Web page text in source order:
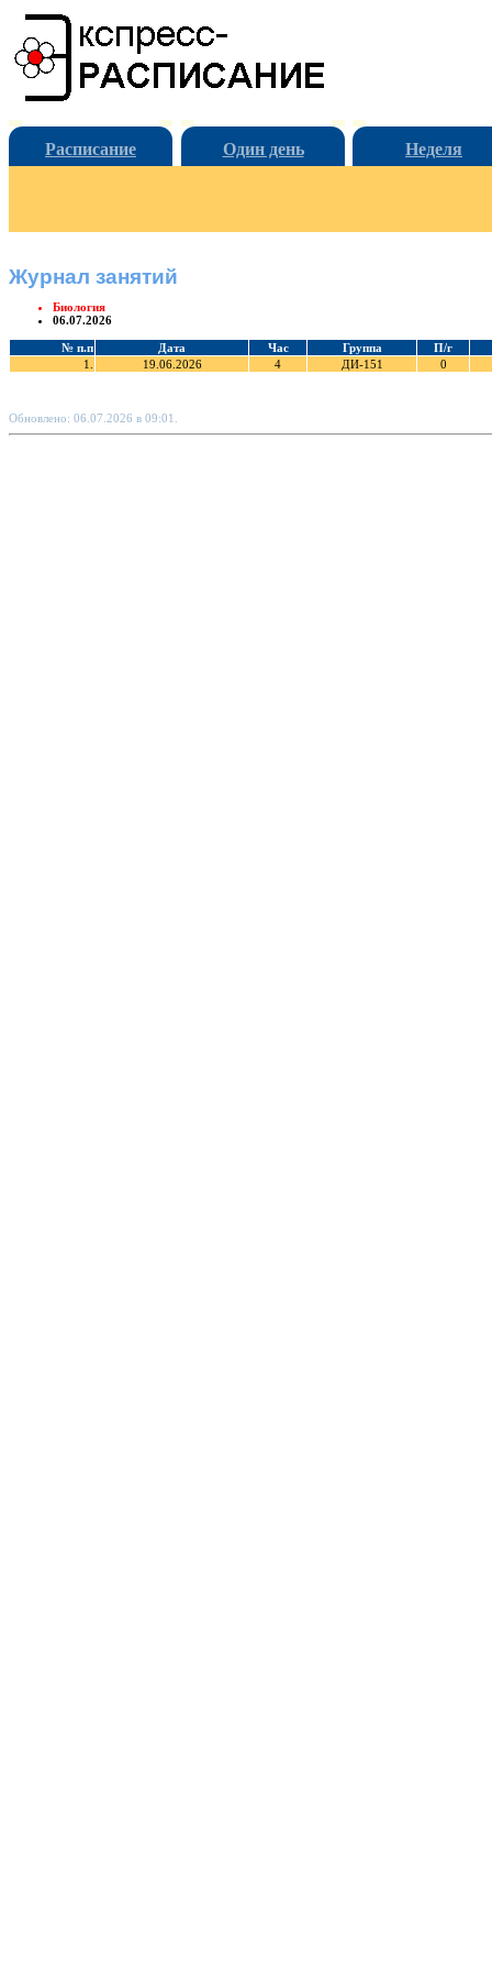
Расписание Один день Неделя
Журнал занятий
Биология
06.07.2026
№ п.п Дата Час Группа
П/г
1.
19.06.2026 4 ДИ-151 0
Обновлено: 06.07.2026 в 09:01.